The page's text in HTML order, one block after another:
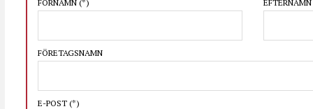
FÖRNAMN (*) EFTERNAMN
FÖRETAGSNAMN
E-POST (*)